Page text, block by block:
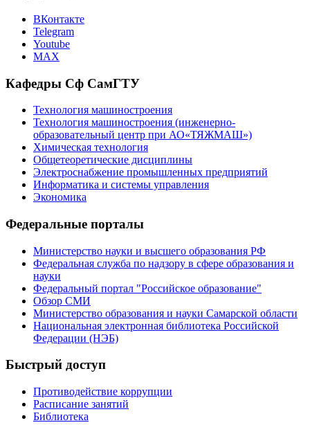
ВКонтакте
Telegram
Youtube
MAX
Кафедры Сф СамГТУ
Технология машиностроения
Технология машиностроения (инженерно-
образовательный центр при АО«ТЯЖМАШ»)
Химическая технология
Общетеоретические дисциплины
Электроснабжение промышленных предприятий
Информатика и системы управления
Экономика
Федеральные порталы
Министерство науки и высшего образования РФ
Федеральная служба по надзору в сфере образования и
науки
Федеральный портал "Российское образование"
Обзор СМИ
Министерство образования и науки Самарской области
Национальная электронная библиотека Российской
Федерации (НЭБ)
Быстрый доступ
Противодействие коррупции
Расписание занятий
Библиотека